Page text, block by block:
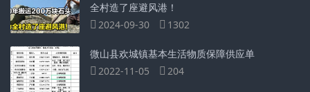
全村造了座避风港！
2024-09-30
1302
微山县欢城镇基本生活物质保障供应单
2022-11-05
204